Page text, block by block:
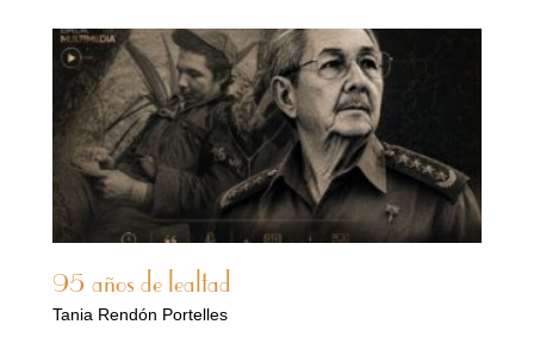
95 años de lealtad
Tania Rendón Portelles